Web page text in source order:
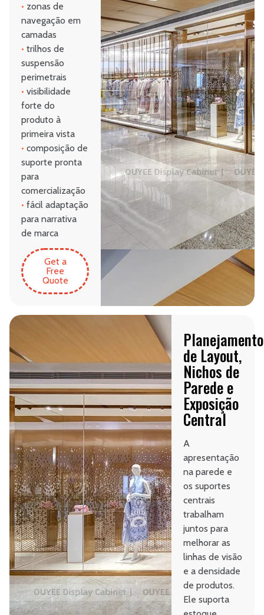
• zonas de
navegação em
camadas
• trilhos de
suspensão
perimetrais
• visibilidade
forte do
produto à
primeira vista
• composição de
suporte pronta
para
comercialização
• fácil adaptação
para narrativa
de marca
Get a
Free
Quote
Planejamento
de Layout,
Nichos de
Parede e
Exposição
Central
A
apresentação
na parede e
os suportes
centrais
trabalham
juntos para
melhorar as
linhas de visão
e a densidade
de produtos.
Ele suporta